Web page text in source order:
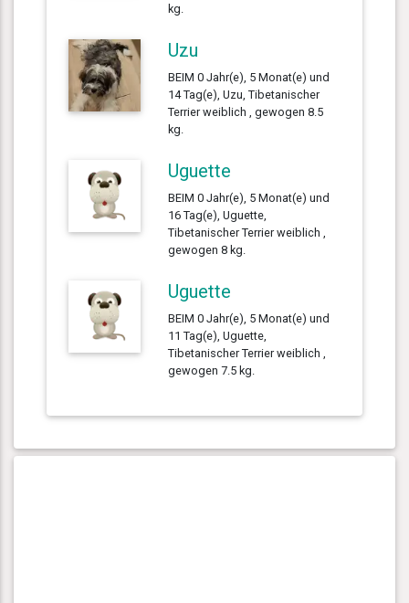
kg.
Uzu
BEIM 0 Jahr(e), 5 Monat(e) und
14 Tag(e), Uzu, Tibetanischer
Terrier weiblich , gewogen 8.5
kg.
Uguette
BEIM 0 Jahr(e), 5 Monat(e) und
16 Tag(e), Uguette,
Tibetanischer Terrier weiblich ,
gewogen 8 kg.
Uguette
BEIM 0 Jahr(e), 5 Monat(e) und
11 Tag(e), Uguette,
Tibetanischer Terrier weiblich ,
gewogen 7.5 kg.